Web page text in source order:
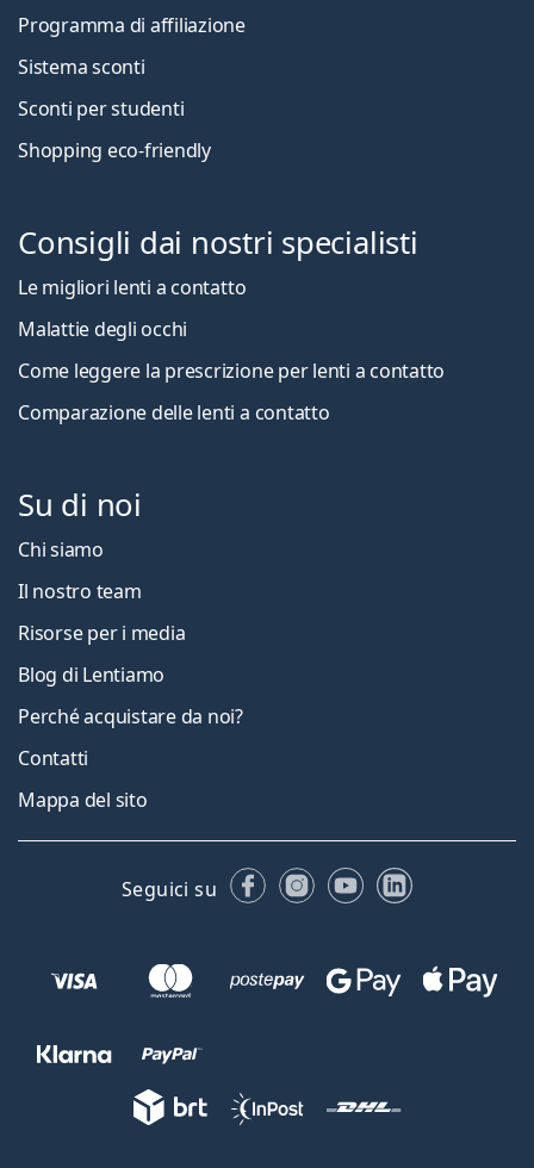
Programma di affiliazione
Sistema sconti
Sconti per studenti
Shopping eco-friendly
Consigli dai nostri specialisti
Le migliori lenti a contatto
Malattie degli occhi
Come leggere la prescrizione per lenti a contatto
Comparazione delle lenti a contatto
Su di noi
Chi siamo
Il nostro team
Risorse per i media
Blog di Lentiamo
Perché acquistare da noi?
Contatti
Mappa del sito
Seguici su FacebookInstagram
YouTubeLinkedIn